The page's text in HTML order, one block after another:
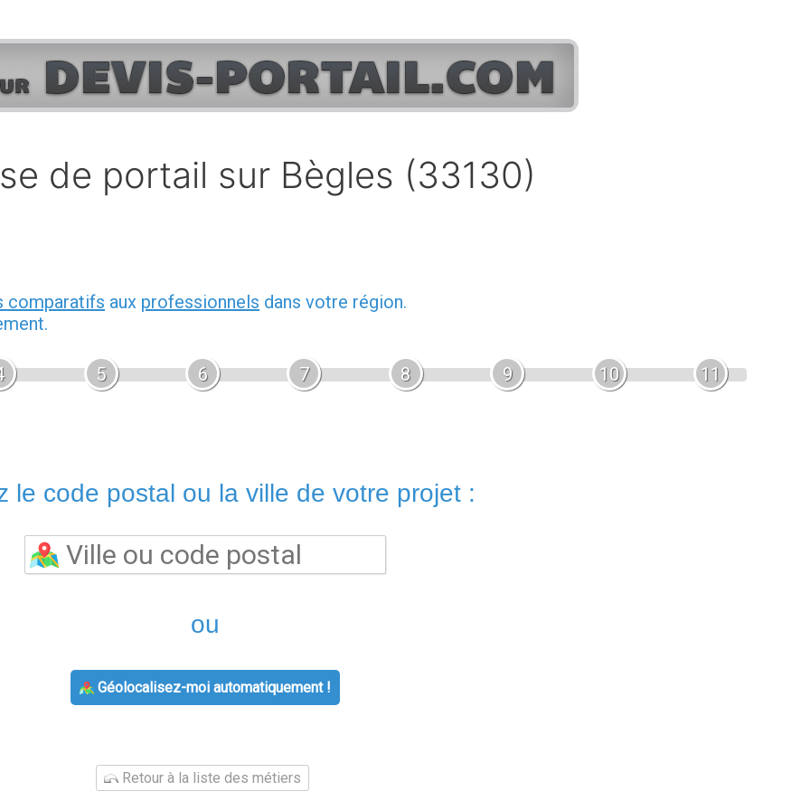
de portail sur Bègles (33130)
comparatifs aux professionnels dans votre région.
5 6 7 8 9 10 11
le code postal ou la ville de votre projet :
ou
Géolocalisez-moi automatiquement !
Retour à la liste des métiers